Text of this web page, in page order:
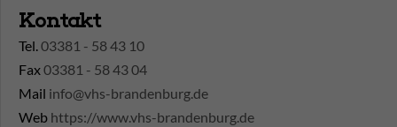
Kontakt
Tel.03381 - 58 43 10
Fax03381 - 58 43 04
Mail info@vhs-brandenburg.de
Web https://www.vhs-brandenburg.de